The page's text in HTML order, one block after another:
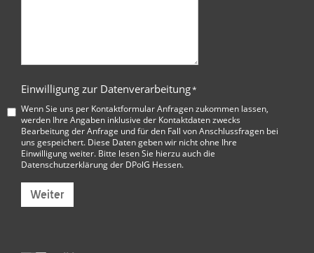
Einwilligung zur Datenverarbeitung*
Wenn Sie uns per Kontaktformular Anfragen zukommen lassen,
werden Ihre Angaben inklusive der Kontaktdaten zwecks
Bearbeitung der Anfrage und für den Fall von Anschlussfragen bei
uns gespeichert. Diese Daten geben wir nicht ohne Ihre
Einwilligung weiter. Bitte lesen Sie hierzu auch die
Datenschutzerklärung der DPolG Hessen.
Weiter